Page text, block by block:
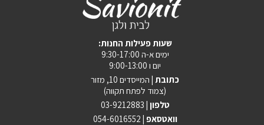
:שעות פעילות החנות
ימים א-ה 9:30-17:00
יום ו 9:00-13:00
כתובת | המייסדים 10, מזור
(צמוד לפתח תקווה)
טלפון | 03-9212883
וואטסאפ | 054-6016552